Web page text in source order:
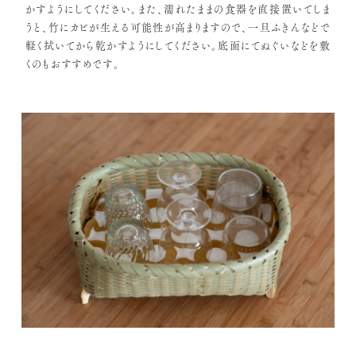
かすようにしてください。また、濡れたままの食器を直接置いてしま
うと、竹にカビが生える可能性が高まりますので、一旦ふきんなどで
軽く拭いてから乾かすようにしてください。底面にてぬぐいなどを敷
くのもおすすめです。